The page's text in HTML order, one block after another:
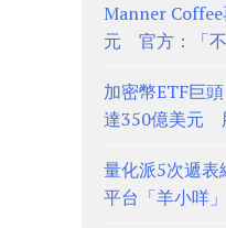
Manner
元 官方：「不
加密幣ETF巨
達350億美元
量化派5次遞
平台「羊小咩